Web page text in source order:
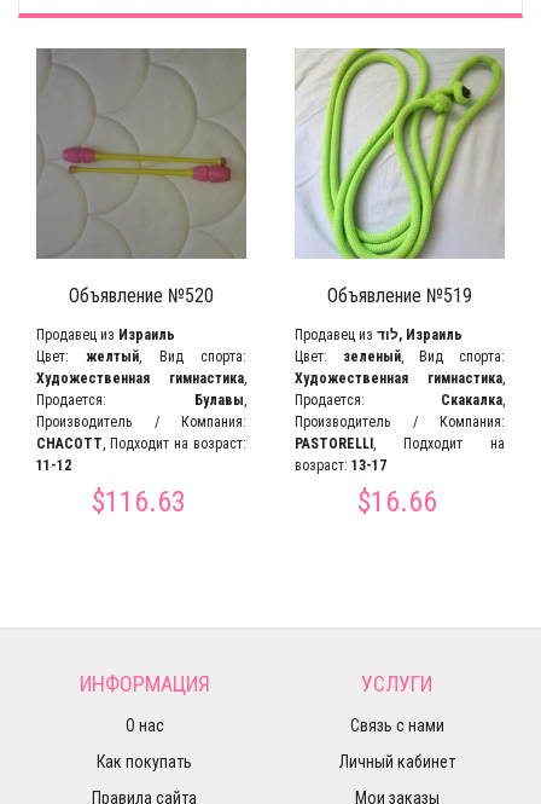
Объявление №520
Продавец из Израиль
Цвет:желтый, Вид спорта:
Художественная гимнастика,
Продается:
Булавы,
Производитель / Компания:
CHACOTT, Подходит на возраст:
11-12
$116.63
Объявление №519
Продавец из
לוד, Израиль
Цвет: зеленый, Вид спорта:
Художественная гимнастика,
Продается: Скакалка,
Производитель / Компания:
PASTORELLI , Подходит на
возраст: 13-17
$16.66
ИНФОРМАЦИЯ
О нас
Как покупать
Правила сайта
УСЛУГИ
Связь с нами
Личный кабинет
Мои заказы